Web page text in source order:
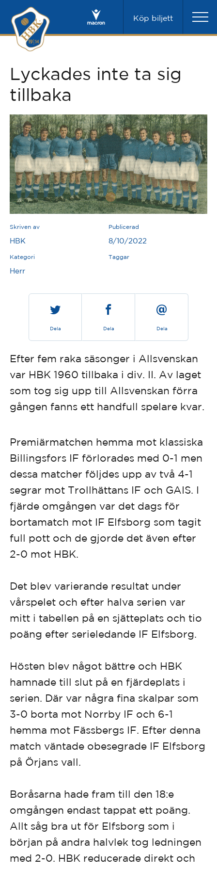
Köp biljett
Lyckades inte ta sig
tillbaka
Skriven av
HBK
Publicerad
8/10/2022
Kategori
Herr
Taggar
Dela Dela Dela
Efter fem raka säsonger i Allsvenskan
var HBK 1960 tillbaka i div. II. Av laget
som tog sig upp till Allsvenskan förra
gången fanns ett handfull spelare kvar.
Premiärmatchen hemma mot klassiska
Billingsfors IF förlorades med 0-1 men
dessa matcher följdes upp av två 4-1
segrar mot Trollhättans IF och GAIS. I
fjärde omgången var det dags för
bortamatch mot IF Elfsborg som tagit
full pott och de gjorde det även efter
2-0 mot HBK.
Det blev varierande resultat under
vårspelet och efter halva serien var
mitt i tabellen på en sjätteplats och tio
poäng efter serieledande IF Elfsborg.
Hösten blev något bättre och HBK
hamnade till slut på en fjärdeplats i
serien. Där var några fina skalpar som
3-0 borta mot Norrby IF och 6-1
hemma mot Fässbergs IF. Efter denna
match väntade obesegrade IF Elfsborg
på Örjans vall.
Boråsarna hade fram till den 18:e
omgången endast tappat ett poäng.
Allt såg bra ut för Elfsborg som i
början på andra halvlek tog ledningen
med 2-0. HBK reducerade direkt och